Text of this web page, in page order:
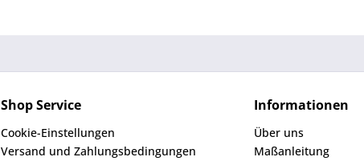
Shop Service
Cookie-Einstellungen
Versand und Zahlungsbedingungen
Informationen
Über uns
Maßanleitung